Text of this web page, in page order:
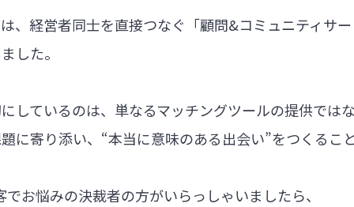
、経営者同士を直接つなぐ「顧問&コミュニティサ
した。
しているのは、単なるマッチングツールの提供では
に寄り添い、“本当に意味のある出会い”をつくるこ
お悩みの決裁者の方がいらっしゃいましたら、